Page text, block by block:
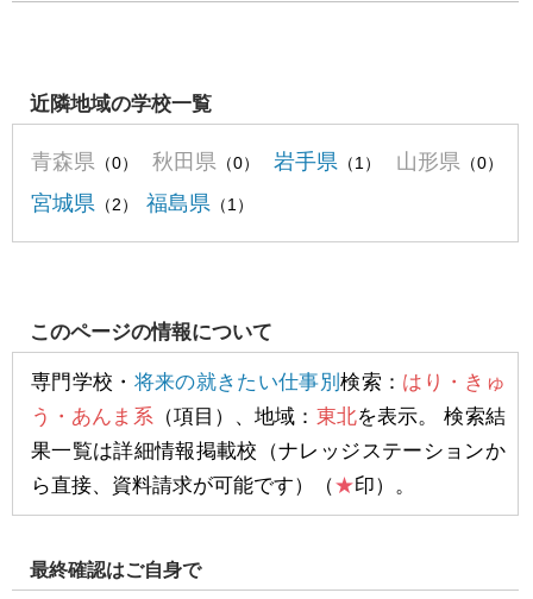
近隣地域の学校一覧
青森県 （0） 秋田県 （0） 岩手県 （1） 山形県 （0）
宮城県 （2） 福島県 （1）
このページの情報について
専門学校・ 将来の就きたい仕事別検索： はり・きゅ
う・あんま系（項目）、地域： 東北を表示。 検索結
果一覧は詳細情報掲載校（ナレッジステーションか
ら直接、資料請求が可能です）（★印）。
最終確認はご自身で